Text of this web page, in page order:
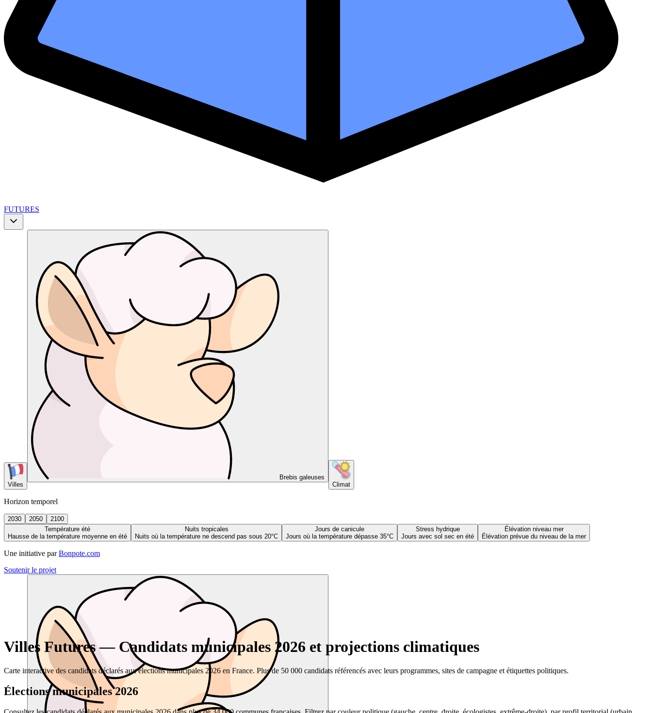
FUTURES
Villes
Brebis galeuses
Climat
Horizon temporel
2030 2050
2100
Température été
Hausse de la température moyenne en été
Nuits tropicales
Nuits où la température ne descend pas sous 20°C
Jours de canicule
Jours où la température dépasse 35°C
Stress hydrique
Jours avec sol sec en été
Élévation niveau mer
Élévation prévue du niveau de la mer
Une initiative par Bonpote.com
Soutenir le projet
Villes Futures — Candidats municipales 2026 et projections climatiques
Carte interactive des candidats déclarés aux élections municipales 2026 en France. Plus de 50 000 candidats référencés avec leurs programmes, sites de campagne et étiquettes politiques.
Élections municipales 2026